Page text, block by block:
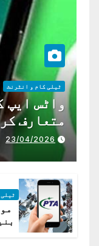
ٹیلی کام و انٹرنٹ
واٹس ایپ
متعارف
23/04/2026